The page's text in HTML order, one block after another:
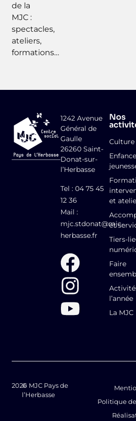
de la
MJC :
spectacles,
ateliers,
formations…
1242 Avenue
Général de
Gaulle
26260 Saint-
Donat-sur-
l’Herbasse
Tel : 04 75 45
12 36
Mail :
mjc.stdonat@mjc-
herbasse.fr
Nos
Culture
et
et
Tiers-
Faire
l’année
La MJC
2026© MJC Pays de
l’Herbasse
Politique